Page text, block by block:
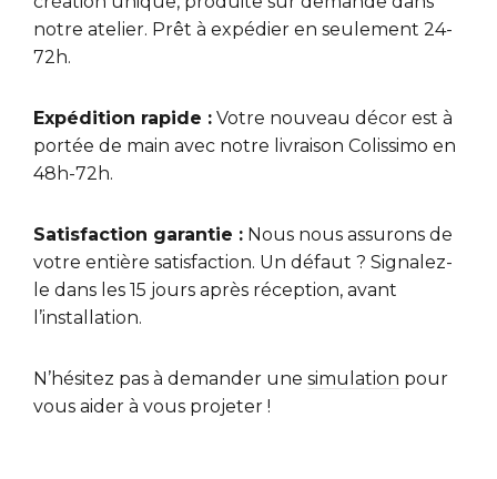
notre atelier. Prêt à expédier en seulement 24-
72h.
Expédition rapide : Votre nouveau décor est à
portée de main avec notre livraison Colissimo en
48h-72h.
Satisfaction garantie : Nous nous assurons de
votre entière satisfaction. Un défaut ? Signalez-
le dans les 15 jours après réception, avant
l’installation.
N’hésitez pas à demander une simulation pour
vous aider à vous projeter !